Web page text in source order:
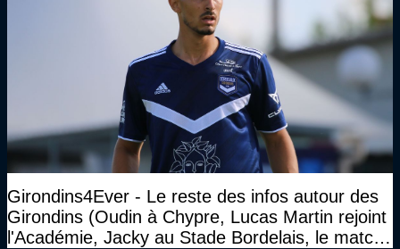
Girondins4Ever - Le reste des infos autour des
Girondins (Oudin à Chypre, Lucas Martin rejoint
l'Académie, Jacky au Stade Bordelais, le match